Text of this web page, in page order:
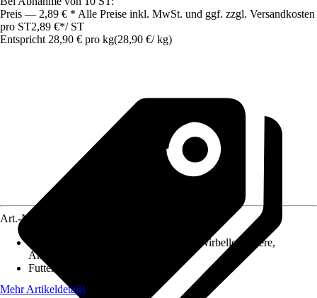
Preis — 2,89 € * Alle Preise inkl. MwSt. und ggf. zzgl. Versandkosten
pro ST2,89 €*/ ST
Entspricht 28,90 € pro kg(28,90 €/ kg)
Art.-Nr.
Fische, Krebse, Wirbellose-Tiere,
Amphibie
Futtermittelart
Mehr Artikeldetails